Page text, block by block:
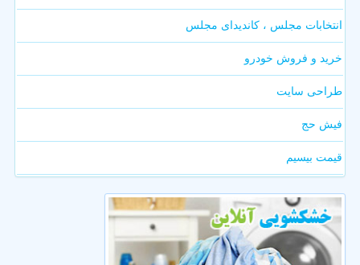
انتخابات مجلس ، کاندیدای مجلس
خرید و فروش خودرو
طراحی سایت
فیش حج
قیمت بیسیم